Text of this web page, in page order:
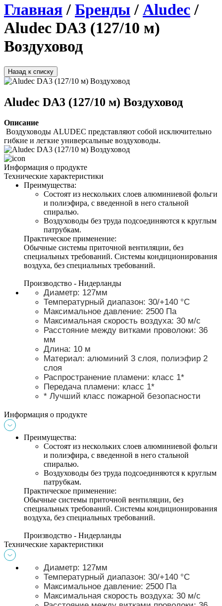
Главная/ Бренды/ Aludec/
Aludec DA3 (127/10 м)
Воздуховод
Назад к списку
Aludec DA3 (127/10 м) Воздуховод
Описание
гибкие и легкие универсальные воздуховоды.
Информация о продукте
Технические характеристики
Преимущества:
Состоят из нескольких слоев алюминиевой фольги
и полиэфира, с введенной в него стальной
спиралью.
Воздуховоды без труда подсоединяются к круглым
патрубкам.
Практическое применение:
Обычные системы приточной вентиляции, без
специальных требований. Системы кондиционирования
воздуха, без специальных требований.
Производство - Нидерланды
Диаметр: 127мм
Температурный диапазон: 30/+140 °С
Максимальное давление: 2500 Па
Максимальная скорость воздуха: 30 м/с
Расстояние между витками проволоки: 36
мм
Длина: 10 м
Материал: алюминий 3 слоя, полиэфир 2
слоя
Распространение пламени: класс 1*
Передача пламени: класс 1*
* Лучший класс пожарной безопасности
Информация о продукте
Преимущества:
Состоят из нескольких слоев алюминиевой фольги
и полиэфира, с введенной в него стальной
спиралью.
Воздуховоды без труда подсоединяются к круглым
патрубкам.
Практическое применение:
Обычные системы приточной вентиляции, без
специальных требований. Системы кондиционирования
воздуха, без специальных требований.
Производство - Нидерланды
Технические характеристики
Диаметр: 127мм
Температурный диапазон: 30/+140 °С
Максимальное давление: 2500 Па
Максимальная скорость воздуха: 30 м/с